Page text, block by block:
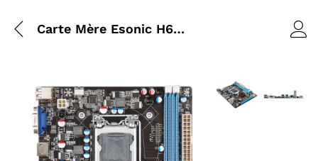
Carte Mère Esonic H61 2 DIMM PCIe LGA 1155